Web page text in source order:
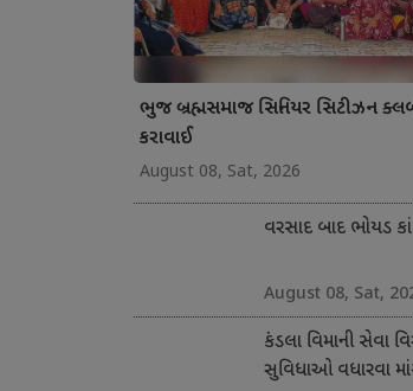
ભુજ બ્રહ્મસમાજ સિનિયર સિટીઝન
કરાવાઈ
August 08, Sat, 2026
વરસાદ બાદ ભોયડ
August 08, Sat,
કંડલા વિમાની સેવા
સુવિધાઓ વધારવા